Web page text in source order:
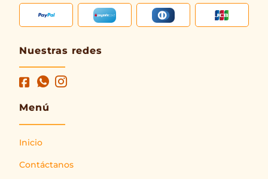
Nuestras redes
Menú
Inicio
Contáctanos